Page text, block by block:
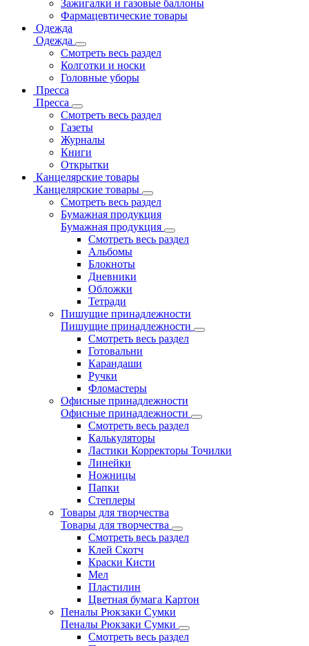
Зажигалки и газовые баллоны
Фармацевтические товары
Одежда
Одежда
Смотреть весь раздел
Колготки и носки
Головные уборы
Пресса
Пресса
Смотреть весь раздел
Газеты
Журналы
Книги
Открытки
Канцелярские товары
Канцелярские товары
Смотреть весь раздел
Бумажная продукция
Бумажная продукция
Смотреть весь раздел
Альбомы
Блокноты
Дневники
Обложки
Тетради
Пишущие принадлежности
Пишущие принадлежности
Смотреть весь раздел
Готовальни
Карандаши
Ручки
Фломастеры
Офисные принадлежности
Офисные принадлежности
Смотреть весь раздел
Калькуляторы
Ластики Корректоры Точилки
Линейки
Ножницы
Папки
Степлеры
Товары для творчества
Товары для творчества
Смотреть весь раздел
Клей Скотч
Краски Кисти
Мел
Пластилин
Цветная бумага Картон
Пеналы Рюкзаки Сумки
Пеналы Рюкзаки Сумки
Смотреть весь раздел